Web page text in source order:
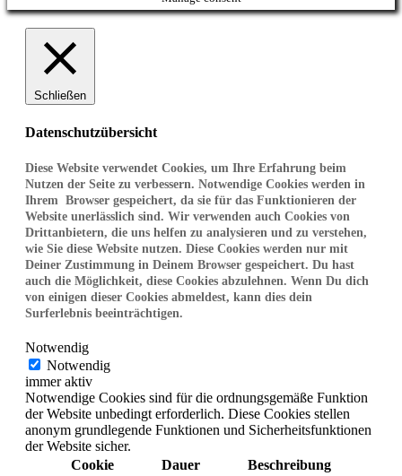
Schließen
Datenschutzübersicht
Diese Website verwendet Cookies, um Ihre Erfahrung beim
Nutzen der Seite zu verbessern. Notwendige Cookies werden in
Ihrem Browser gespeichert, da sie für das Funktionieren der
Website unerlässlich sind. Wir verwenden auch Cookies von
Drittanbietern, die uns helfen zu analysieren und zu verstehen,
wie Sie diese Website nutzen. Diese Cookies werden nur mit
Deiner Zustimmung in Deinem Browser gespeichert. Du hast
auch die Möglichkeit, diese Cookies abzulehnen. Wenn Du dich
von einigen dieser Cookies abmeldest, kann dies dein
Surferlebnis beeinträchtigen.
Notwendig
Notwendig
immer aktiv
Notwendige Cookies sind für die ordnungsgemäße Funktion
der Website unbedingt erforderlich. Diese Cookies stellen
anonym grundlegende Funktionen und Sicherheitsfunktionen
der Website sicher.
Cookie
Dauer Beschreibung